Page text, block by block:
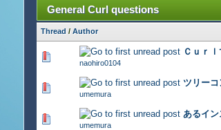
General Curl questions
Thread / Author
Ｃｕｒ
naohiro0104
416 Vote(s) - 2.85 out of 5 in
ツリー
umemura
325 Vote(s) - 2.94 out of 5 in
あるイ
umemura
291 Vote(s) - 2.96 out of 5 in